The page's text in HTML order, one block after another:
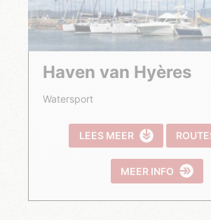
Haven van Hyères
Watersport
LEES MEER
MEER INFO